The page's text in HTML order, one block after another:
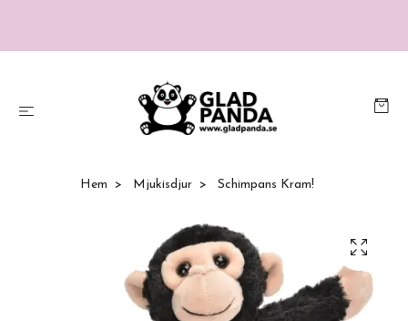
Hem Mjukisdjur Schimpans Kram!